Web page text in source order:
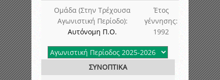
Ομάδα (Στην Τρέχουσα
Αγωνιστική Περίοδο):
Αυτόνομη Π.Ο.
Έτος
γέννησης:
1992
ΣΥΝΟΠΤΙΚΑ